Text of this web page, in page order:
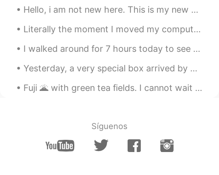
KR EN
어요 ㅜㅜ
han kim 2020.06.06 02:40
KR EN
오늘 아들(고2)에게 요즘 엄마 살이 많이 쪄
서 빼야겠다고 했어요. 아들이 괜찮다고 하
길래, 네 여자친구가 살쪄도 그렇게 말할 거
Hello, i am not new here. This is my new account. If you were my friend, send me a message or pok...
Literally the moment I moved my computer. She wasted no time. 💻 🐈 文字通り、コンピューターを動かした瞬間。彼女は時間を無駄に...
I walked around for 7 hours today to see the beautiful blossoms I started near Greenwich Park an...
Yesterday, a very special box arrived by post 🖤❤🤍💙. My family gathered to open it. A friend and...
Fuji 🌋 with green tea fields. I cannot wait to have green tea ice-cream again. 🍡🍵🎌 💚 富士🌋と緑茶畑。 また...
Síguenos